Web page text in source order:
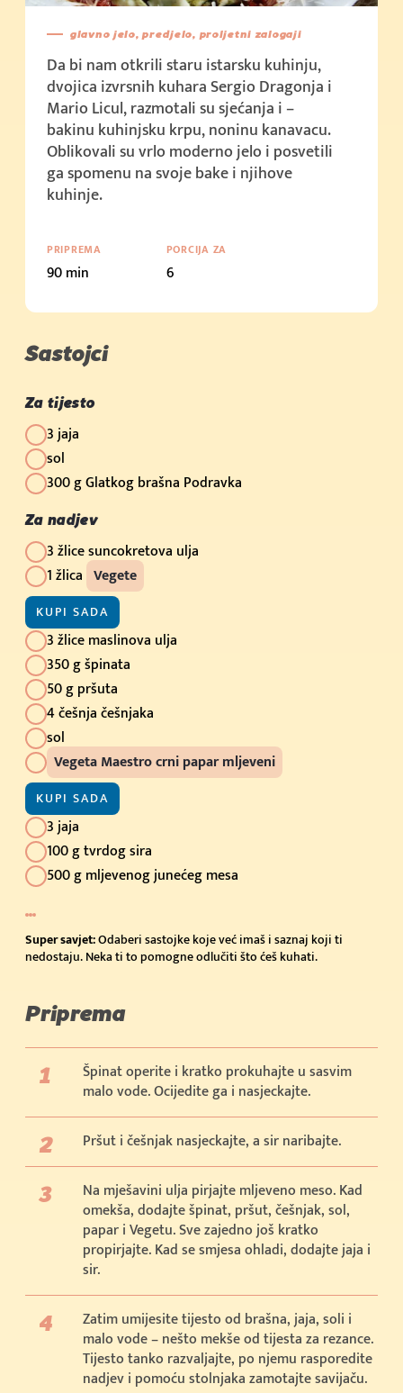
glavno jelo, predjelo, proljetni zalogaji
Da bi nam otkrili staru istarsku kuhinju,
dvojica izvrsnih kuhara Sergio Dragonja i
Mario Licul, razmotali su sjećanja i –
bakinu kuhinjsku krpu, noninu kanavacu.
Oblikovali su vrlo moderno jelo i posvetili
ga spomenu na svoje bake i njihove
kuhinje.
PRIPREMA
90 min
PORCIJA ZA
6
Sastojci
Za tijesto
3 jaja
sol
300 g Glatkog brašna Podravka
Za nadjev
3 žlice suncokretova ulja
1 žlica Vegete
KUPI SADA
(500g)
Kupi sada
(1kg)
Kupi sada
(2kg)
Kupi sada
(10kg)
Kupi sada
3 žlice maslinova ulja
350 g špinata
50 g pršuta
4 češnja češnjaka
sol
Vegeta Maestro crni papar mljeveni
KUPI SADA
Cijena u trgovini: 2,15 €/kom (100g)
Kupi sada
Cijena u trgovini: 1,5 €/kom (50g)
Kupi sada
Cijena u trgovini: 3,59 € (100g)
3 jaja
100 g tvrdog sira
500 g mljevenog junećeg mesa
Super savjet:Odaberi sastojke koje već imaš i saznaj koji ti
nedostaju. Neka ti to pomogne odlučiti što ćeš kuhati.
Priprema
Špinat operite i kratko prokuhajte u sasvim
malo vode. Ocijedite ga i nasjeckajte.
Pršut i češnjak nasjeckajte, a sir naribajte.
Na mješavini ulja pirjajte mljeveno meso. Kad
omekša, dodajte špinat, pršut, češnjak, sol,
papar i Vegetu. Sve zajedno još kratko
propirjajte. Kad se smjesa ohladi, dodajte jaja i
sir.
Zatim umijesite tijesto od brašna, jaja, soli i
malo vode – nešto mekše od tijesta za rezance.
Tijesto tanko razvaljajte, po njemu rasporedite
nadjev i pomoću stolnjaka zamotajte savijaču.